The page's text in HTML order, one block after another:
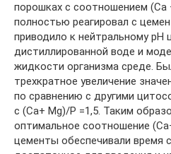
порошках с соотношением (Ca
полностью реагировал с
приводило к нейтральному pH
дистиллированной воде и
жидкости организма среде.
трехкратное увеличение
по сравнению с другими
с (Ca+ Mg)/P =1,5. Таким
оптимальное соотношение
цементы обеспечивали время